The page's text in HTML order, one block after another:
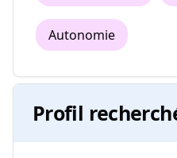
Autonomie
Profil